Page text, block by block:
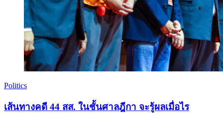
Politics
เส้นทางคดี 44 สส. ในชั้นศาลฎีกา จะรู้ผลเมื่อไร